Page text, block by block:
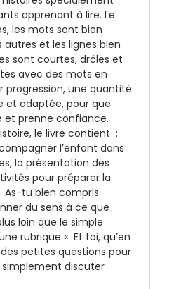
apprenant à lire. Le
les mots sont bien
et les lignes bien
sont courtes, drôles et
avec des mots en
progression, une quantité
et adaptée, pour que
et prenne confiance.
le livre contient :
l’enfant dans
la présentation des
pour préparer la
tu bien compris
du sens à ce que
loin que le simple
rubrique « Et toi, qu’en
petites questions pour
discuter